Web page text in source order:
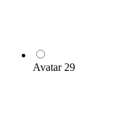
Avatar 29